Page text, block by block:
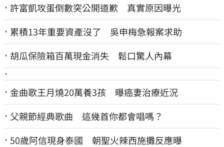
許富凱攻蛋倒數突公開道歉 真實原因曝光
累積13年重要資產沒了 吳申梅急報案求助
胡瓜保險箱百萬現金消失 鬆口驚人內幕
金曲歌王月燒20萬養3孩 曝癌妻治療近況
父親節經典歌曲 這幾首你都會唱嗎？
50歲阿信現身泰國 朝聖火辣西施攤反應曝